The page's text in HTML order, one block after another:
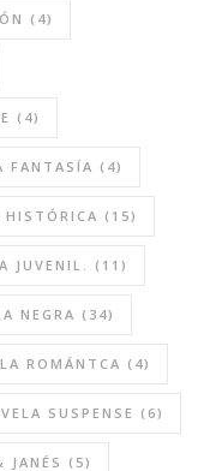
(4)
(4)
FANTASÍA (4)
HISTÓRICA (15)
JUVENIL. (11)
NEGRA (34)
ROMÁNTCA (4)
SUSPENSE (6)
JANÉS (5)